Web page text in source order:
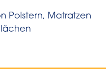
Polstern, Matratzen